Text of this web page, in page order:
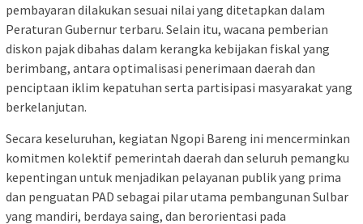
pembayaran dilakukan sesuai nilai yang ditetapkan dalam
Peraturan Gubernur terbaru. Selain itu, wacana pemberian
diskon pajak dibahas dalam kerangka kebijakan fiskal yang
berimbang, antara optimalisasi penerimaan daerah dan
penciptaan iklim kepatuhan serta partisipasi masyarakat yang
berkelanjutan.
Secara keseluruhan, kegiatan Ngopi Bareng ini mencerminkan
komitmen kolektif pemerintah daerah dan seluruh pemangku
kepentingan untuk menjadikan pelayanan publik yang prima
dan penguatan PAD sebagai pilar utama pembangunan Sulbar
yang mandiri, berdaya saing, dan berorientasi pada